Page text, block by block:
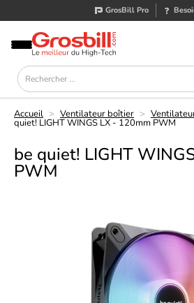
GrosBill Pro
Accueil > Ventilateur boîtier >
quiet! LIGHT WINGS LX - 120mm PWM
be quiet! LIGHT
PWM